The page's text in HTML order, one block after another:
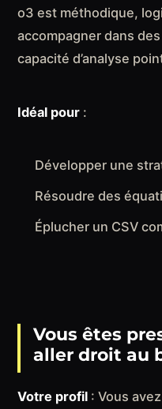
o3 est méthodique,
accompagner dans
capacité d’analyse
Idéal pour :
Développer une
Résoudre des
Éplucher un CSV
Vous êtes
aller droit au
Votre profil : Vous